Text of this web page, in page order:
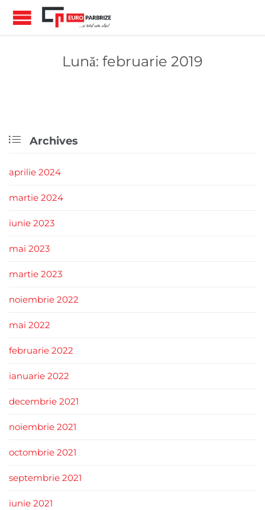
Lună: februarie 2019
 Archives
aprilie 2024
martie 2024
iunie 2023
mai 2023
martie 2023
noiembrie 2022
mai 2022
februarie 2022
ianuarie 2022
decembrie 2021
noiembrie 2021
octombrie 2021
septembrie 2021
iunie 2021